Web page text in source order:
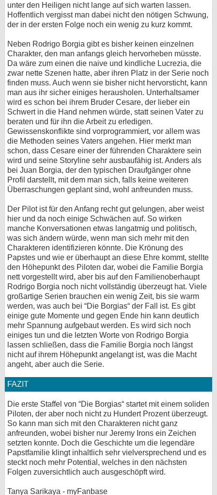
unter den Heiligen nicht lange auf sich warten lassen.
Hoffentlich vergisst man dabei nicht den nötigen Schwung,
der in der ersten Folge noch ein wenig zu kurz kommt.
Neben Rodrigo Borgia gibt es bisher keinen einzelnen
Charakter, den man anfangs gleich hervorheben müsste.
Da wäre zum einen die naive und kindliche Lucrezia, die
zwar nette Szenen hatte, aber ihren Platz in der Serie noch
finden muss. Auch wenn sie bisher nicht hervorsticht, kann
man aus ihr sicher einiges herausholen. Unterhaltsamer
wird es schon bei ihrem Bruder Cesare, der lieber ein
Schwert in die Hand nehmen würde, statt seinen Vater zu
beraten und für ihn die Arbeit zu erledigen.
Gewissenskonflikte sind vorprogrammiert, vor allem was
die Methoden seines Vaters angehen. Hier merkt man
schon, dass Cesare einer der führenden Charaktere sein
wird und seine Storyline sehr ausbaufähig ist. Anders als
bei Juan Borgia, der den typischen Draufgänger ohne
Profil darstellt, mit dem man sich, falls keine weiteren
Überraschungen geplant sind, wohl anfreunden muss.
Der Pilot ist für den Anfang recht gut gelungen, aber weist
hier und da noch einige Schwächen auf. So wirken
manche Konversationen etwas langatmig und politisch,
was sich ändern würde, wenn man sich mehr mit den
Charakteren identifizieren könnte. Die Krönung des
Papstes und wie er überhaupt an diese Ehre kommt, stellte
den Höhepunkt des Piloten dar, wobei die Familie Borgia
nett vorgestellt wird, aber bis auf den Familienoberhaupt
Rodrigo Borgia noch nicht vollständig überzeugt hat. Viele
großartige Serien brauchen ein wenig Zeit, bis sie warm
werden, was auch bei “Die Borgias“ der Fall ist. Es gibt
einige gute Momente und gegen Ende hin kann deutlich
mehr Spannung aufgebaut werden. Es wird sich noch
einiges tun und die letzten Worte von Rodrigo Borgia
lassen schließen, dass die Familie Borgia noch längst
nicht auf ihrem Höhepunkt angelangt ist, was die Macht
angeht, aber auch die Serie.
FAZIT
Die erste Staffel von “Die Borgias“ startet mit einem soliden
Piloten, der aber noch nicht zu Hundert Prozent überzeugt.
So kann man sich mit den Charakteren nicht ganz
anfreunden, wobei bisher nur Jeremy Irons ein Zeichen
setzten konnte. Doch die Geschichte um die legendäre
Papstfamilie klingt inhaltlich sehr vielversprechend und es
steckt noch mehr Potential, welches in den nächsten
Folgen zuversichtlich auch ausgeschöpft wird.
Tanya Sarikaya - myFanbase